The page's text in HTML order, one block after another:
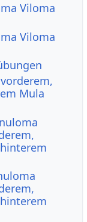
Viloma
Viloma
Mula